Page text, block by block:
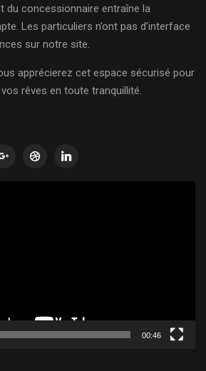
du concessionnaire entraîne la
Les particuliers n’ont pas d’interface
sur notre site.
apprécierez cet espace sécurisé pour
rêves en toute tranquillité.
00:46